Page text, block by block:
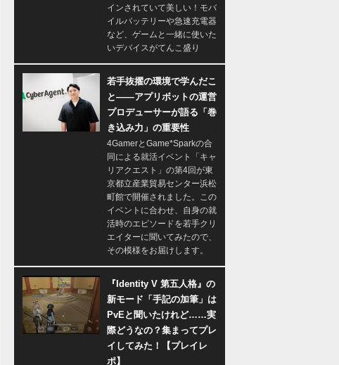
インされていて美しい！モバ
イルバッテリーや急速充電器
など、ゲームと一緒に使いた
いデバイスがてんこ盛り
若手抜擢の環境で学んだこ
と――アプリボットの運営
プロデューサーが語る「巻
き込み力」の重要性
4GamerとGame*Sparkの合
同による就活イベント「キャ
リアクエスト」の第4回が東
京都立産業貿易センター浜松
町館で開催されました。この
イベントに合わせ、自身の就
活時のエピソードを若手クリ
エイターに聞いてみたので、
その模様をお届けします。
『Identity V 第五人格』の
新モード「手記の加筆」は
PvEと聞いたけれど……実
際どうなの？集まってプレ
イしてみた！【プレイレ
ポ】